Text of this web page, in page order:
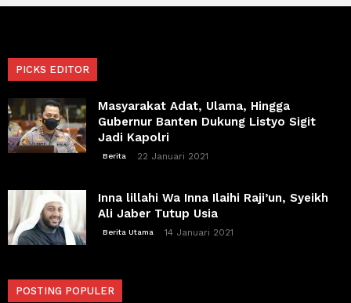
PICKS EDITOR
Masyarakat Adat, Ulama, Hingga
Gubernur Banten Dukung Listyo Sigit
Jadi Kapolri
Berita 22 Januari 2021
Inna lillahi Wa Inna Ilaihi Raji’un, Syeikh
Ali Jaber Tutup Usia
Berita Utama 14 Januari 2021
POSTING POPULER